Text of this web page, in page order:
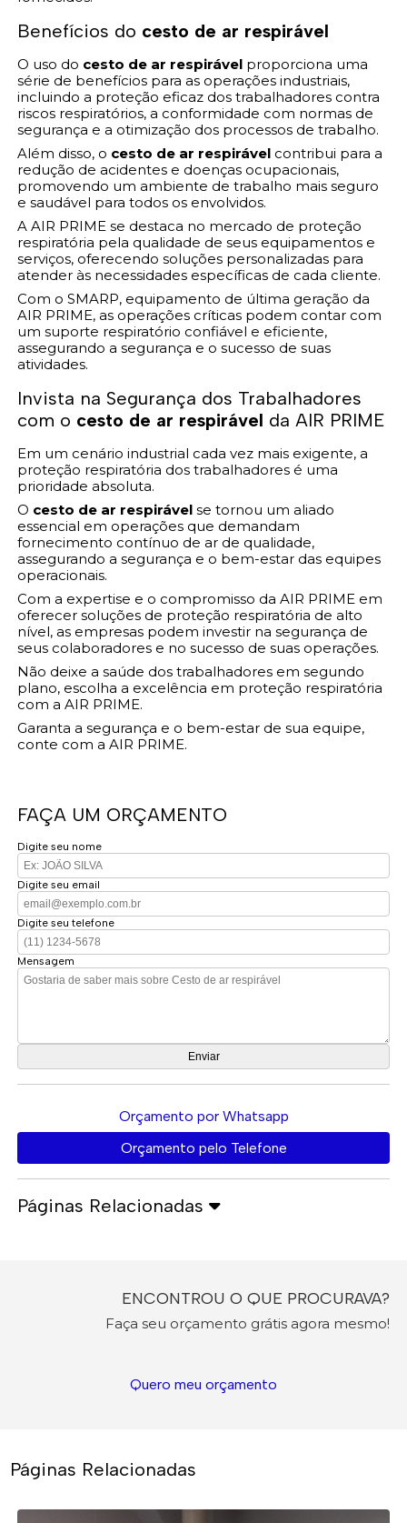
Benefícios do cesto de ar respirável
O uso do cesto de ar respirável proporciona uma
série de benefícios para as operações industriais,
incluindo a proteção eficaz dos trabalhadores contra
riscos respiratórios, a conformidade com normas de
segurança e a otimização dos processos de trabalho.
Além disso, o cesto de ar respirável contribui para a
redução de acidentes e doenças ocupacionais,
promovendo um ambiente de trabalho mais seguro
e saudável para todos os envolvidos.
A AIR PRIME se destaca no mercado de proteção
respiratória pela qualidade de seus equipamentos e
serviços, oferecendo soluções personalizadas para
atender às necessidades específicas de cada cliente.
Com o SMARP, equipamento de última geração da
AIR PRIME, as operações críticas podem contar com
um suporte respiratório confiável e eficiente,
assegurando a segurança e o sucesso de suas
atividades.
Invista na Segurança dos Trabalhadores
com o cesto de ar respirável da AIR PRIME
Em um cenário industrial cada vez mais exigente, a
proteção respiratória dos trabalhadores é uma
prioridade absoluta.
O cesto de ar respirável se tornou um aliado
essencial em operações que demandam
fornecimento contínuo de ar de qualidade,
assegurando a segurança e o bem-estar das equipes
operacionais.
Com a expertise e o compromisso da AIR PRIME em
oferecer soluções de proteção respiratória de alto
nível, as empresas podem investir na segurança de
seus colaboradores e no sucesso de suas operações.
Não deixe a saúde dos trabalhadores em segundo
plano, escolha a excelência em proteção respiratória
com a AIR PRIME.
Garanta a segurança e o bem-estar de sua equipe,
conte com a AIR PRIME.
FAÇA UM ORÇAMENTO
Digite seu nome
Digite seu email
Digite seu telefone
Mensagem
Orçamento por Whatsapp
Orçamento pelo Telefone
Páginas Relacionadas
ENCONTROU O QUE PROCURAVA?
Faça seu orçamento grátis agora mesmo!
Quero meu orçamento
Páginas Relacionadas